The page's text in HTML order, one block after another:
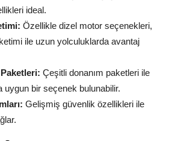
ideal.
Özellikle dizel motor seçenekleri,
ile uzun yolculuklarda avantaj
Çeşitli donanım paketleri ile
uygun bir seçenek bulunabilir.
Gelişmiş güvenlik özellikleri ile